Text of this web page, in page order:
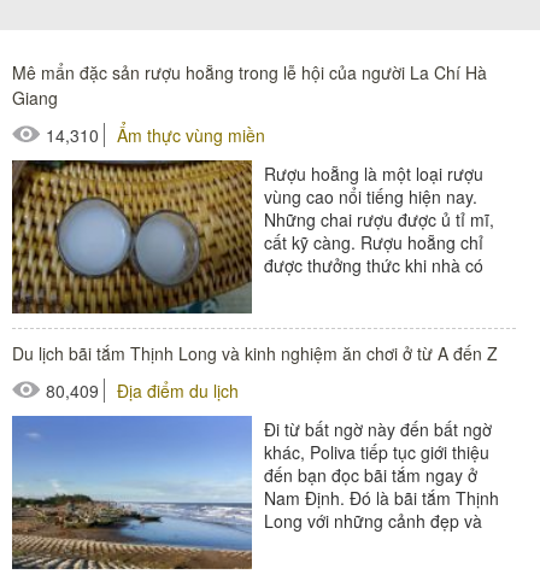
Mê mẩn đặc sản rượu hoẵng trong lễ hội của người La Chí Hà
Giang
14,310
Ẩm thực vùng miền
Rượu hoẵng là một loại rượu
vùng cao nổi tiếng hiện nay.
Những chai rượu được ủ tỉ mĩ,
cất kỹ càng. Rượu hoẵng chỉ
được thưởng thức khi nhà có
Du lịch bãi tắm Thịnh Long và kinh nghiệm ăn chơi ở từ A đến Z
80,409
Địa điểm du lịch
Đi từ bất ngờ này đến bất ngờ
khác, Poliva tiếp tục giới thiệu
đến bạn đọc bãi tắm ngay ở
Nam Định. Đó là bãi tắm Thịnh
Long với những cảnh đẹp và